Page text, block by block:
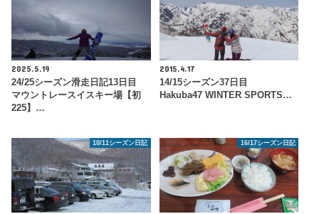
2025.5.19
24/25シーズン滑走日記13日目
マウントレースイスキー場【初
225】…
2015.4.17
14/15シーズン37日目
Hakuba47 WINTER SPORTS…
10/11シーズン日記 16/17シーズン日記